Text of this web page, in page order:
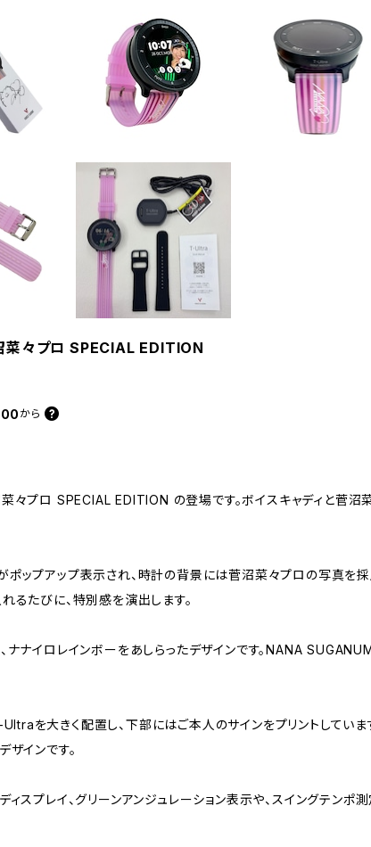
々プロ SPECIAL EDITION
から
プロ SPECIAL EDITION の登場です。ボイスキャディと菅沼
ップアップ表示され、時計の背景には菅沼菜々プロの写真を採
るたびに、特別感を演出します。
ナナイロレインボーをあしらったデザインです。NANA
を大きく配置し、下部にはご本人のサインをプリントしていま
インです。
スプレイ、グリーンアンジュレーション表示や、スイングテン